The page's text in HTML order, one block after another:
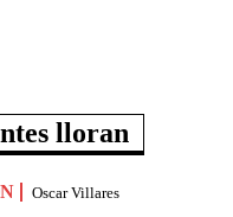
lloran
Oscar Villares